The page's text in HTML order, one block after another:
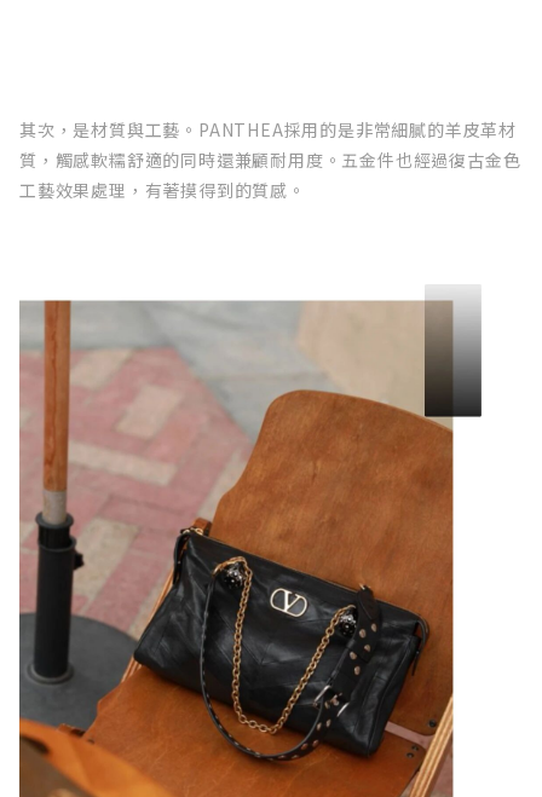
其次，是材質與工藝。PANTHEA採用的是非常細膩的羊皮革材
質，觸感軟糯舒適的同時還兼顧耐用度。五金件也經過復古金色
工藝效果處理，有著摸得到的質感。